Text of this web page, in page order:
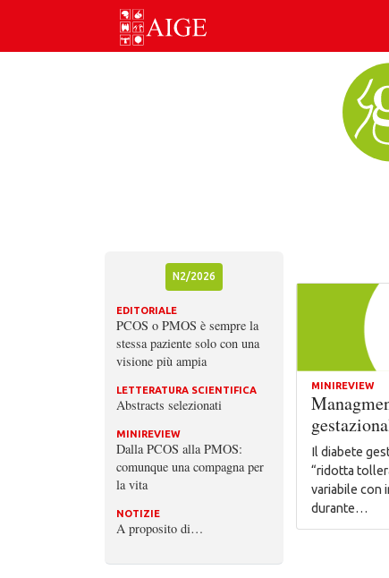
Skip
N2/2026
EDITORIALE
PCOS o PMOS è sempre la
stessa paziente solo con una
visione più ampia
LETTERATURA SCIENTIFICA
Abstracts selezionati
MINIREVIEW
Dalla PCOS alla PMOS:
comunque una compagna per
la vita
NOTIZIE
A proposito di…
MINIREVIEW
Il diabete
“ridotta
variabile con
durante…